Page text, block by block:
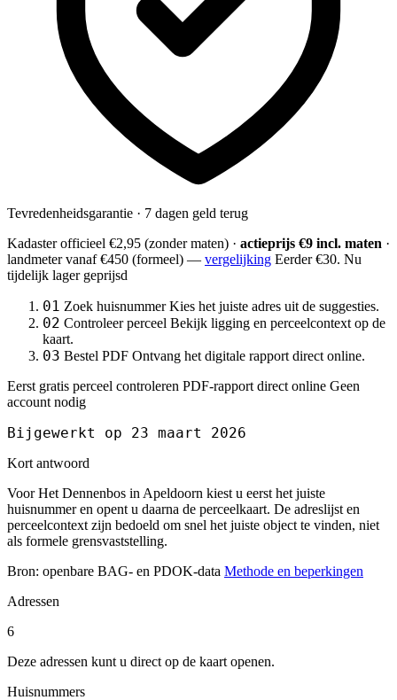
Tevredenheidsgarantie · 7 dagen geld terug
Kadaster officieel €2,95 (zonder maten) · actieprijs €9 incl. maten ·
landmetervanaf €450 (formeel) — vergelijking Eerder €30. Nu
tijdelijk lager geprijsd
01 Zoek huisnummer Kies het juiste adres uit de suggesties.
02 Controleer perceel Bekijk ligging en perceelcontext op de
kaart.
03 Bestel PDF Ontvang het digitale rapport direct online.
Eerst gratis perceel controleren PDF-rapport direct online Geen
account nodig
Bijgewerkt op 23 maart 2026
Kort antwoord
Voor Het Dennenbos in Apeldoorn kiest u eerst het juiste
huisnummer en opent u daarna de perceelkaart. De adreslijst en
perceelcontext zijn bedoeld om snel het juiste object te vinden, niet
als formele grensvaststelling.
Bron: openbare BAG- en PDOK-data Methode en beperkingen
Adressen
6
Deze adressen kunt u direct op de kaart openen.
Huisnummers